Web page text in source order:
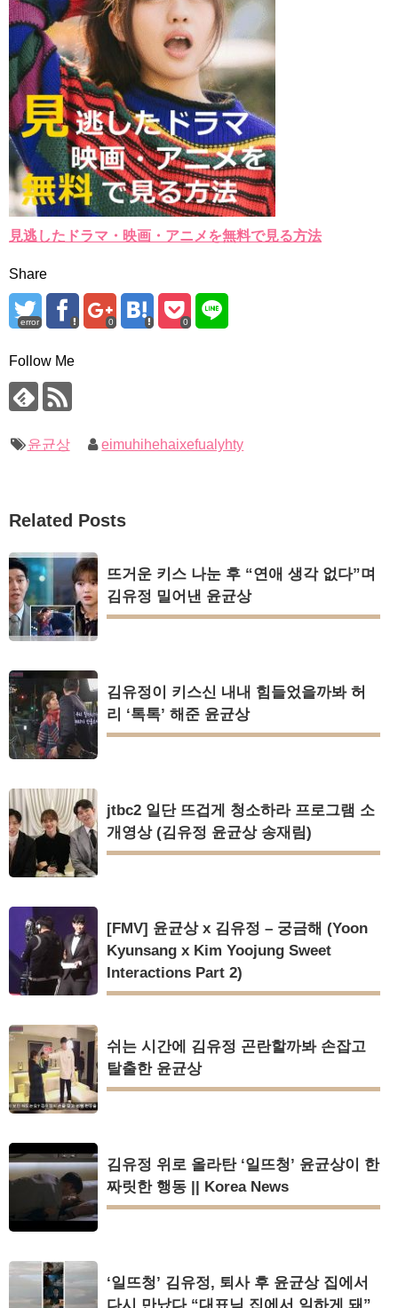
見逃したドラマ・映画・アニメを無料で見る方法
Share
error 0 0
Follow Me
윤균상 eimuhihehaixefualyhty
Related Posts
뜨거운 키스 나눈 후 “연애 생각 없다”며
김유정 밀어낸 윤균상
김유정이 키스신 내내 힘들었을까봐 허
리 ‘톡톡’ 해준 윤균상
jtbc2 일단 뜨겁게 청소하라 프로그램 소
개영상 (김유정 윤균상 송재림)
[FMV] 윤균상 x 김유정 – 궁금해 (Yoon
Kyunsang x Kim Yoojung Sweet
Interactions Part 2)
쉬는 시간에 김유정 곤란할까봐 손잡고
탈출한 윤균상
김유정 위로 올라탄 ‘일뜨청’ 윤균상이 한
짜릿한 행동 || Korea News
‘일뜨청’ 김유정, 퇴사 후 윤균상 집에서